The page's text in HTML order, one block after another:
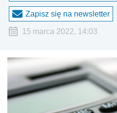
Zapisz się na newsletter
15 marca 2022, 14:03